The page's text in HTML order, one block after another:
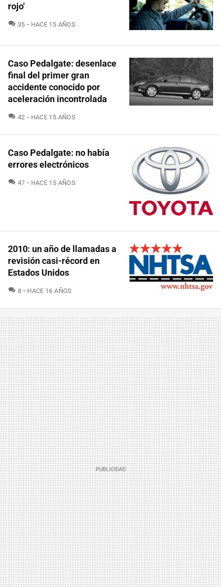
rojo'
35 COMENTARIOS
HACE 15 AÑOS
Caso Pedalgate: desenlace
final del primer gran
accidente conocido por
aceleración incontrolada
42 COMENTARIOS
HACE 15 AÑOS
Caso Pedalgate: no había
errores electrónicos
47 COMENTARIOS
HACE 15 AÑOS
2010: un año de llamadas a
revisión casi-récord en
Estados Unidos
8 COMENTARIOS
HACE 16 AÑOS